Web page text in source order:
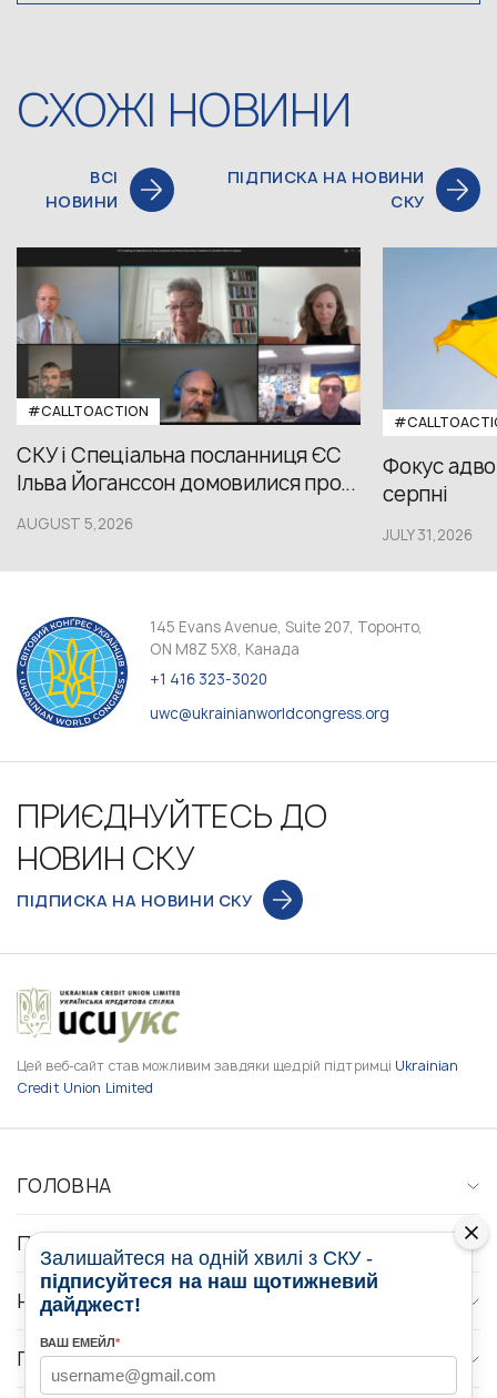
СХОЖІ НОВИНИ
ВСІ
НОВИНИ
ПІДПИСКА НА НОВИНИ
СКУ
#CALLTOACTION
СКУ і Спеціальна посланниця ЄС
Ільва Йоганссон домовилися про...
AUGUST 5,2026
Фокус
серпні
JULY 31,2026
145 Evans Avenue, Suite 207, Торонто,
ON M8Z 5X8, Канада
+1 416 323-3020
uwc@ukrainianworldcongress.org
ПРИЄДНУЙТЕСЬ ДО
НОВИН СКУ
ПІДПИСКА НА НОВИНИ СКУ
Цей веб-сайт став можливим завдяки щедрій підтримці Ukrainian
Credit Union Limited
ГОЛОВНА
ПРО НАС
НОВИНИ
ПРОГРАМИ
Залишайтеся на одній хвилі з СКУ -
підписуйтеся на наш щотижневий
дайджест!
ВАШ ЕМЕЙЛ*